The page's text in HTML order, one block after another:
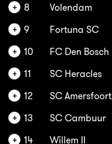
8
Volendam
9
Fortuna SC
10
FC Den Bosch
11
SC Heracles
12
SC Amersfoort
13
SC Cambuur
14
Willem II